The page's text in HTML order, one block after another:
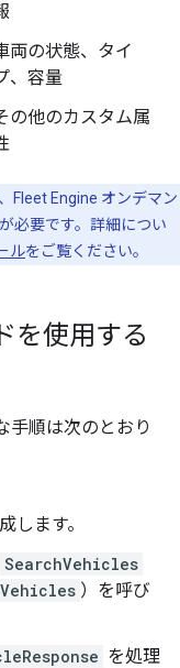
両の状態、タイ
、容量
の他のカスタム属
Fleet Engine オンデマン
必要です。詳細につい
ルをご覧ください。
を使用する
手順は次のとおり
します。
SearchVehicles
）を呼び
を処理